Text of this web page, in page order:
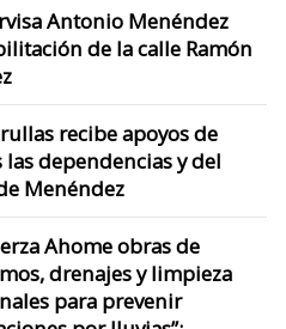
Antonio Menéndez
de la calle Ramón
recibe apoyos de
las dependencias y del
Menéndez
Ahome obras de
drenajes y limpieza
para prevenir